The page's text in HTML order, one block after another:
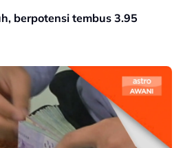
berpotensi tembus 3.95